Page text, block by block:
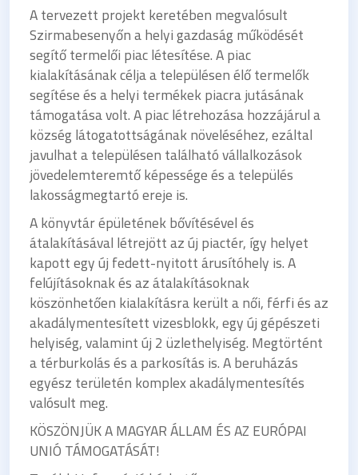
A tervezett projekt keretében megvalósult
Szirmabesenyőn a helyi gazdaság működését
segítő termelői piac létesítése. A piac
kialakításának célja a településen élő termelők
segítése és a helyi termékek piacra jutásának
támogatása volt. A piac létrehozása hozzájárul a
község látogatottságának növeléséhez, ezáltal
javulhat a településen található vállalkozások
jövedelemteremtő képessége és a település
lakosságmegtartó ereje is.
A könyvtár épületének bővítésével és
átalakításával létrejött az új piactér, így helyet
kapott egy új fedett-nyitott árusítóhely is. A
felújításoknak és az átalakításoknak
köszönhetően kialakításra került a női, férfi és az
akadálymentesített vizesblokk, egy új gépészeti
helyiség, valamint új 2 üzlethelyiség. Megtörtént
a térburkolás és a parkosítás is. A beruházás
egyész területén komplex akadálymentesítés
valósult meg.
KÖSZÖNJÜK A MAGYAR ÁLLAM ÉS AZ EURÓPAI
UNIÓ TÁMOGATÁSÁT!